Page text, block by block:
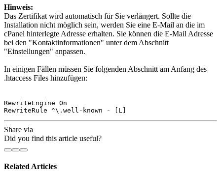
Hinweis:
Das Zertifikat wird automatisch für Sie verlängert. Sollte die
Installation nicht möglich sein, werden Sie eine E-Mail an die im
cPanel hinterlegte Adresse erhalten. Sie können die E-Mail Adresse
bei den "Kontaktinformationen" unter dem Abschnitt
"Einstellungen" anpassen.
In einigen Fällen müssen Sie folgenden Abschnitt am Anfang des
.htaccess Files hinzufügen:
RewriteEngine On
RewriteRule ^\.well-known - [L]
Share via
Did you find this article useful?
Related Articles